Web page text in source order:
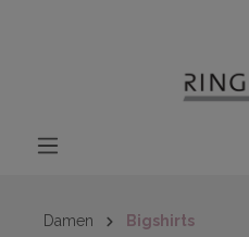
Damen Bigshirts